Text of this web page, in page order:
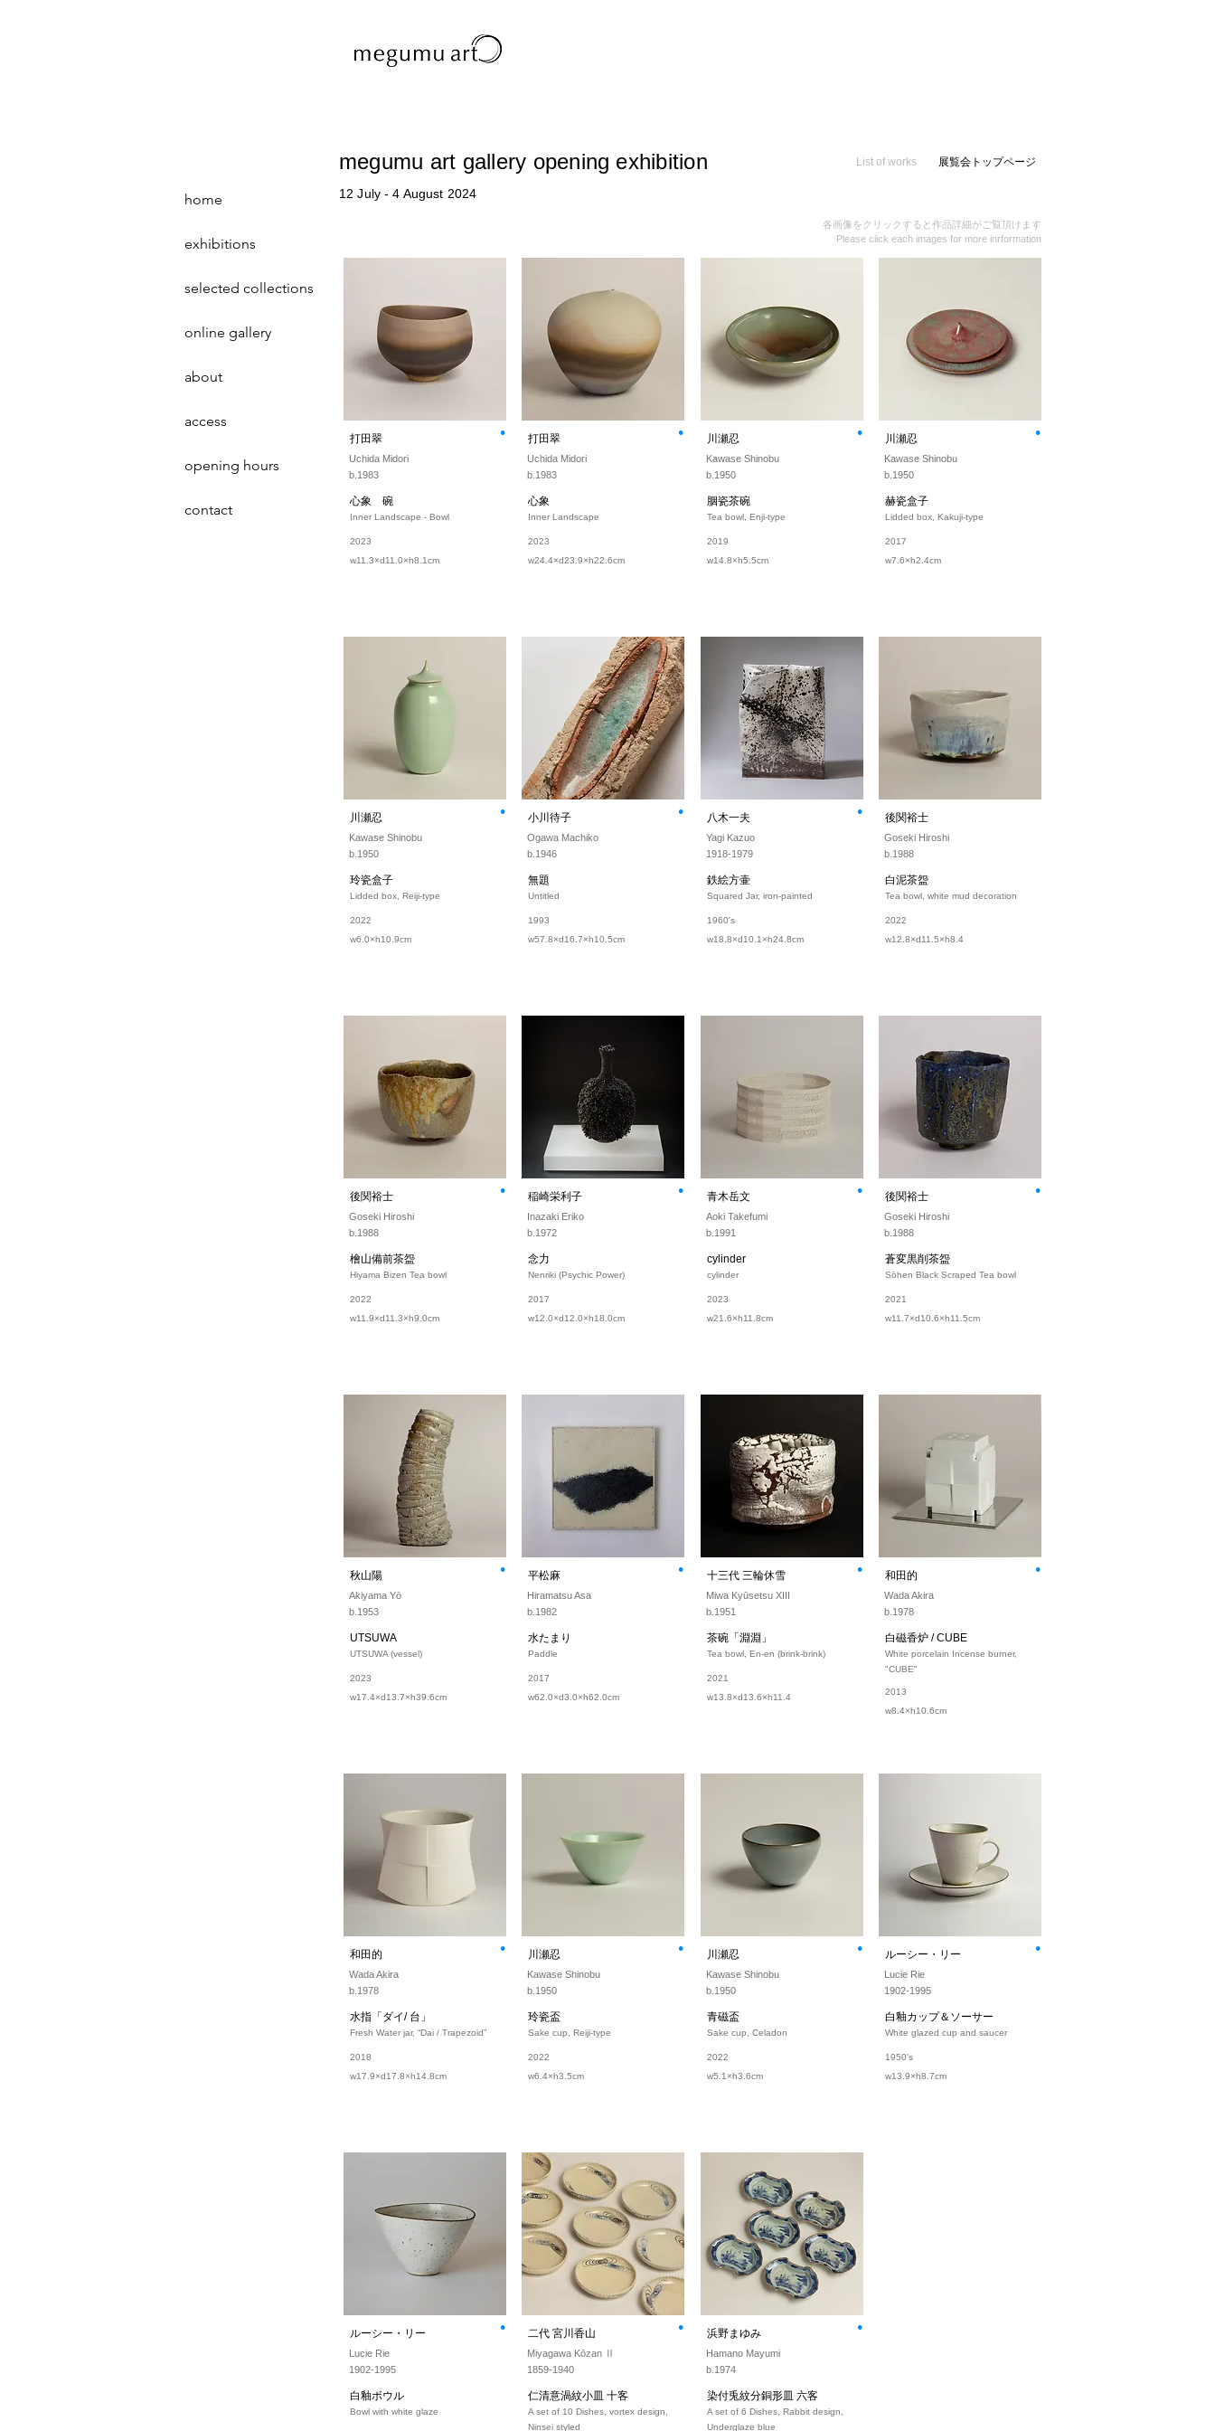
megumu art gallery opening exhibition List of works 展覧会トップページ
12 July - 4 August 2024
各画像をクリックすると作品詳細がご覧頂けます
Please click each images for more inrformation
打田翠 ⚫︎
Uchida Midori
b.1983
心象 碗
Inner Landscape - Bowl
2023
w11.3×d11.0×h8.1cm
川瀬忍 ⚫︎
Kawase Shinobu
b.1950
玲瓷盒子
Lidded box, Reiji-type
2022
w6.0×h10.9cm
後関裕士 ⚫︎
Goseki Hiroshi
b.1988
檜山備前茶盌
Hiyama Bizen Tea bowl
2022
w11.9×d11.3×h9.0cm
秋山陽 ⚫︎
Akiyama Yō
b.1953
UTSUWA
UTSUWA (vessel)
2023
w17.4×d13.7×h39.6cm
和田的 ⚫︎
Wada Akira
b.1978
水指「ダイ/ 台」
Fresh Water jar, “Dai / Trapezoid”
2018
w17.9×d17.8×h14.8cm
ルーシー・リー ⚫︎
Lucie Rie
1902-1995
白釉ボウル
Bowl with white glaze
打田翠 ⚫︎
Uchida Midori
b.1983
心象
Inner Landscape
2023
w24.4×d23.9×h22.6cm
小川待子 ⚫︎
Ogawa Machiko
b.1946
無題
Untitled
1993
w57.8×d16.7×h10.5cm
稲崎栄利子 ⚫︎
Inazaki Eriko
b.1972
念力
Nenriki (Psychic Power)
2017
w12.0×d12.0×h18.0cm
平松麻 ⚫︎
Hiramatsu Asa
b.1982
水たまり
Paddle
2017
w62.0×d3.0×h62.0cm
川瀬忍 ⚫︎
Kawase Shinobu
b.1950
玲瓷盃
Sake cup, Reiji-type
2022
w6.4×h3.5cm
二代 宮川香山 ⚫︎
Miyagawa Kōzan Ⅱ
1859-1940
仁清意渦紋小皿 十客
A set of 10 Dishes, vortex design,
Ninsei styled
川瀬忍 ⚫︎
Kawase Shinobu
b.1950
胭瓷茶碗
Tea bowl, Enji-type
2019
w14.8×h5.5cm
八木一夫 ⚫︎
Yagi Kazuo
1918-1979
鉄絵方壷
Squared Jar, iron-painted
1960's
w18.8×d10.1×h24.8cm
青木岳文 ⚫︎
Aoki Takefumi
b.1991
cylinder
cylinder
2023
w21.6×h11.8cm
十三代 三輪休雪 ⚫︎
Miwa Kyūsetsu XIII
b.1951
茶碗「淵淵」
Tea bowl, En-en (brink-brink)
2021
w13.8×d13.6×h11.4
川瀬忍 ⚫︎
Kawase Shinobu
b.1950
青磁盃
Sake cup, Celadon
2022
w5.1×h3.6cm
浜野まゆみ ⚫︎
Hamano Mayumi
b.1974
染付兎紋分銅形皿 六客
A set of 6 Dishes, Rabbit design,
Underglaze blue
川瀬忍 ⚫︎
Kawase Shinobu
b.1950
赫瓷盒子
Lidded box, Kakuji-type
2017
w7.6×h2.4cm
後関裕士
Goseki Hiroshi
b.1988
白泥茶盌
Tea bowl, white mud decoration
2022
w12.8×d11.5×h8.4
後関裕士 ⚫︎
Goseki Hiroshi
b.1988
蒼変黒削茶盌
Sōhen Black Scraped Tea bowl
2021
w11.7×d10.6×h11.5cm
和田的 ⚫︎
Wada Akira
b.1978
白磁香炉 / CUBE
White porcelain Incense burner,
"CUBE"
2013
w8.4×h10.6cm
ルーシー・リー ⚫︎
Lucie Rie
1902-1995
白釉カップ＆ソーサー
White glazed cup and saucer
1950's
w13.9×h8.7cm
home
exhibitions
selected collections
online gallery
about
access
opening hours
contact